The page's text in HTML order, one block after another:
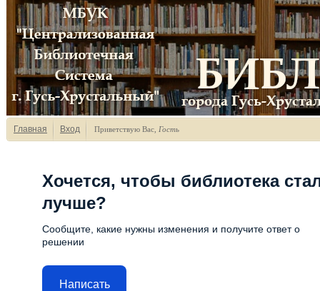
Главная Вход Приветствую Вас Гость
Хочется, чтобы библиотека
лучше?
Сообщите, какие нужны изменения и получите ответ о
решении
Написать